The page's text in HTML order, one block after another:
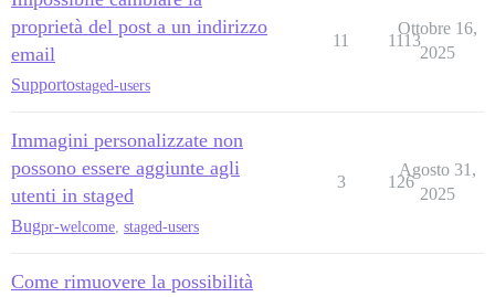
proprietà del post a un indirizzo
email
Supportostaged-users
11 1113
Ottobre 16,
2025
Immagini personalizzate non
possono essere aggiunte agli
utenti in staged
Bugpr-welcome staged-users
3 126
Agosto 31,
2025
Come rimuovere la possibilità